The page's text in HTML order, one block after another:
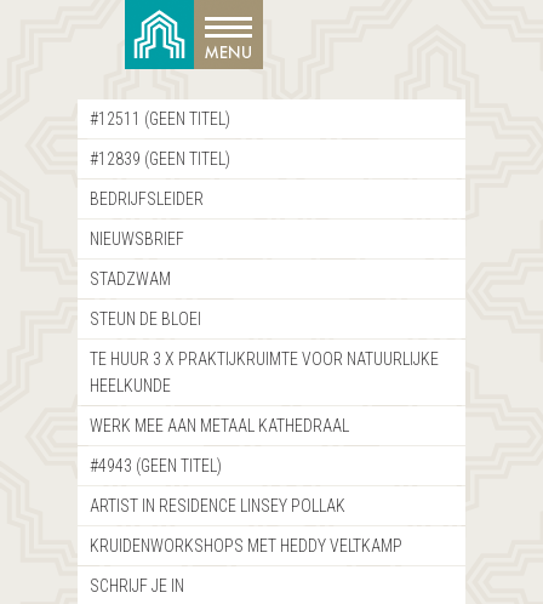
#12511 (GEEN TITEL)
#12839 (GEEN TITEL)
BEDRIJFSLEIDER
NIEUWSBRIEF
STADZWAM
STEUN DE BLOEI
TE HUUR 3 X PRAKTIJKRUIMTE VOOR NATUURLIJKE
HEELKUNDE
WERK MEE AAN METAAL KATHEDRAAL
#4943 (GEEN TITEL)
ARTIST IN RESIDENCE LINSEY POLLAK
KRUIDENWORKSHOPS MET HEDDY VELTKAMP
SCHRIJF JE IN